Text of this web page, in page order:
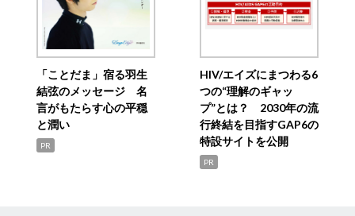
「ことだま」宿る羽生
結弦のメッセージ 名
言がもたらす心の平穏
と潤い
PR
HIV/エイズにまつわる6
つの“理解のギャッ
プ”とは？ 2030年の流
行終結を目指すGAP6の
特設サイトを公開
PR